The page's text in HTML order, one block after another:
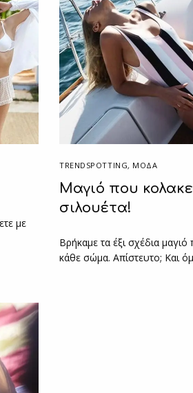
με
TRENDSPOTTING, ΜΟΔΑ
Μαγιό που
σιλουέτα!
Βρήκαμε τα έξι σχέδια
κάθε σώμα. Απίστευτο; Και